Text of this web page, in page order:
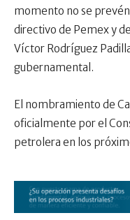
momento no se
directivo de Pemex y
Víctor Rodríguez
gubernamental.
El nombramiento de
oficialmente por el
petrolera en los